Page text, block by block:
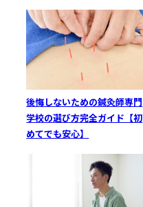
後悔しないための鍼灸師専門
学校の選び方完全ガイド【初
めてでも安心】